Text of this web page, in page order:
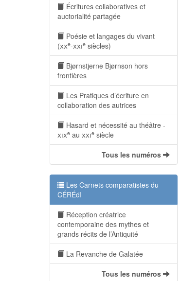
Écritures collaboratives et
auctorialité partagée
Poésie et langages du vivant
(xxe-xxie siècles)
Bjørnstjerne Bjørnson hors
frontières
Les Pratiques d’écriture en
collaboration des autrices
Hasard et nécessité au théâtre -
xixe au xxie siècle
Tous les numéros
Les Carnets comparatistes du
CÉRÉdI
Réception créatrice
contemporaine des mythes et
grands récits de l’Antiquité
La Revanche de Galatée
Tous les numéros